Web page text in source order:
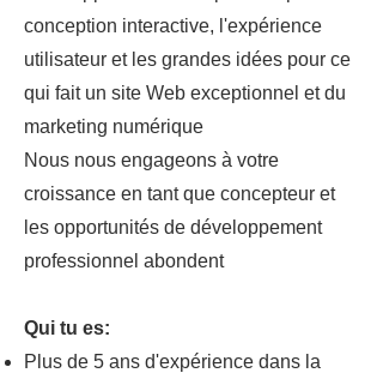
conception interactive, l'expérience
utilisateur et les grandes idées pour ce
qui fait un site Web exceptionnel et du
marketing numérique
Nous nous engageons à votre
croissance en tant que concepteur et
les opportunités de développement
professionnel abondent
Qui tu es:
Plus de 5 ans d'expérience dans la